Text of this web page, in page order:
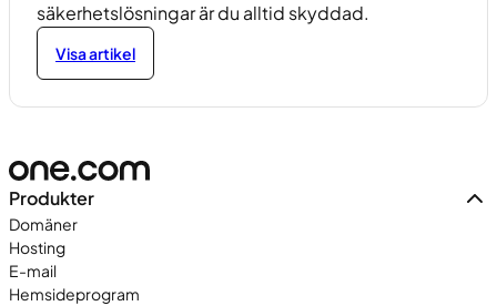
säkerhetslösningar är du alltid skyddad.
Visa artikel
Produkter
Domäner
Hosting
E-mail
Hemsideprogram